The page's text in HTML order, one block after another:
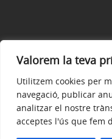
Valorem la teva
Utilitzem cookies per
navegació, publicar
analitzar el nostre
acceptes l'ús que fem
Avís legal